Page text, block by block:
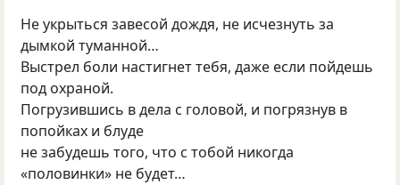
Не укрыться завесой дождя, не исчезнуть за
дымкой туманной…
Выстрел боли настигнет тебя, даже если пойдешь
под охраной.
Погрузившись в дела с головой, и погрязнув в
попойках и блуде
не забудешь того, что с тобой никогда
«половинки» не будет…